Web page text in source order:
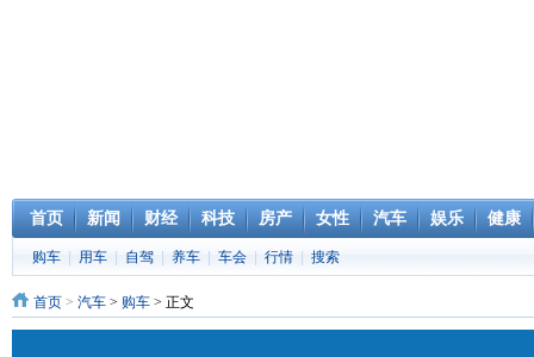
首页 新闻 财经 科技 房产 女性 汽车 娱乐 健康
购车 用车 自驾 养车 车会 行情 搜索
首页 > 汽车 > 购车 > 正文